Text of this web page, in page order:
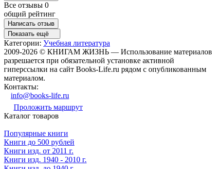
Все отзывы 0
общий рейтинг
Написать отзыв
Показать ещё
Категории: Учебная литература
2009-2026 © КНИГАМ ЖИЗНЬ — Использование материалов
разрешается при обязательной установке активной
гиперссылки на сайт Books-Life.ru рядом с опубликованным
материалом.
Контакты:
info@books-life.ru
Проложить маршрут
Каталог товаров
Популярные книги
Книги до 500 рублей
Книги изд. от 2011 г.
Книги изд. 1940 - 2010 г.